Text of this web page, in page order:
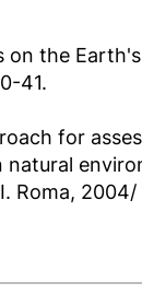
the
41.
for
Roma,